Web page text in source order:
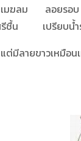
รอบ ปา
บน้ำรงผ
ลายขาวเหมือน